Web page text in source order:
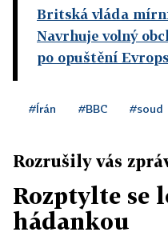
Britská vláda
Navrhuje volný
po opuštění
#Írán #BBC #soud
Rozrušily vás
Rozptylte se
hádankou